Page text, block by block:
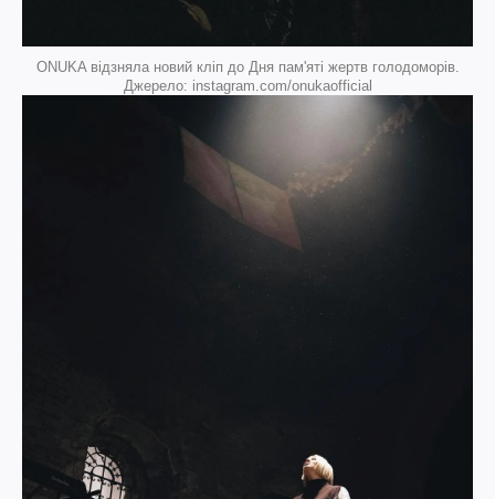
ONUKA відзняла новий кліп до Дня пам'яті жертв голодоморів.
Джерело: instagram.com/onukaofficial